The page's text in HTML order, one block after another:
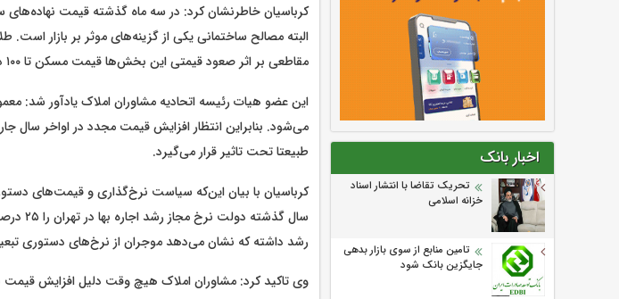
اخبار بانک
تحریک تقاضا با انتشار اسناد
خزانه اسلامی
تامین منابع از سوی بازار بدهی
جایگزین بانک شود
البته مصالح ساختمانی یکی از گزینه‌های موثر بر بازار است.
مقاطعی بر اثر صعود قیمتی این بخش‌ها قیمت مسکن تا ۱۰۰ درصد رشد داشته است.
می‌شود. بنابراین انتظار افزایش قیمت مجدد در اواخر سال
طبیعتا تحت تاثیر قرار می‌گیرد.
کرباسیان با بیان این‌که سیاست نرخ‌گذاری و قیمت‌های
رشد داشته که نشان می‌دهد موجران از نرخ‌های دستوری
وی تاکید کرد: مشاوران املاک هیچ وقت دلیل افزایش قیمت